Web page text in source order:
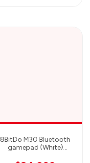
8BitDo M30 Bluetooth
gamepad (White)